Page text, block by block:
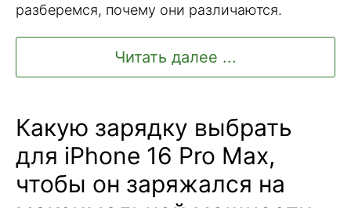
разберемся, почему они различаются.
Читать далее ...
Какую зарядку выбрать
для iPhone 16 Pro Max,
чтобы он заряжался на